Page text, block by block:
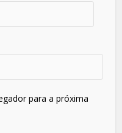
para a próxima